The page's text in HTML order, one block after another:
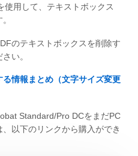
用して、テキストボックス
のテキストボックスを削除す
い。
情報まとめ（文字サイズ変更
Standard/Pro DCをまだPC
以下のリンクから購入ができ